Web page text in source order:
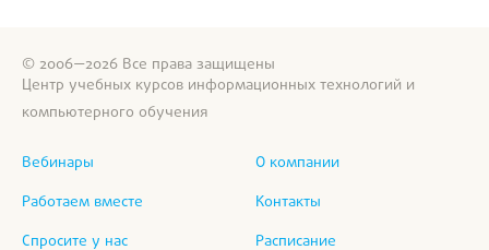
© 2006—2026 Все права защищены
Центр учебных курсов информационных технологий и
компьютерного обучения
Вебинары
Работаем вместе
Спросите у нас
О компании
Контакты
Расписание